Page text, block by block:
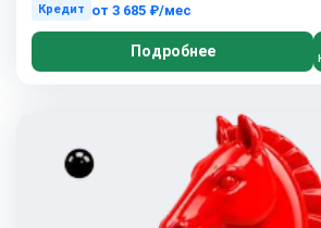
Кредит
от 3 685 ₽/мес
Подробнее